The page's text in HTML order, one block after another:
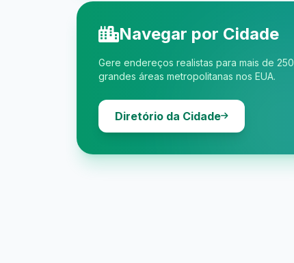
Navegar por Cidade
Gere endereços realistas para mais de 250
grandes áreas metropolitanas nos EUA.
Diretório da Cidade